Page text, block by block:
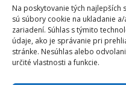
Na poskytovanie tých najlepších
sú súbory cookie na ukladanie
zariadení. Súhlas s týmito
údaje, ako je správanie pri
stránke. Nesúhlas alebo
určité vlastnosti a funkcie.
aktuality
dôležité